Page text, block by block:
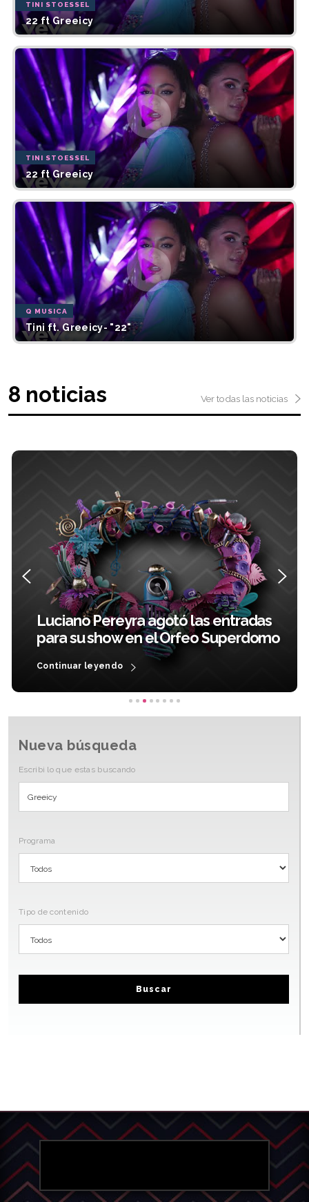
TINI STOESSEL
22 ft Greeicy
TINI STOESSEL
22 ft Greeicy
Q MUSICA
Tini ft. Greeicy- "22"
8 noticias Ver todas las noticias
David Bisbal editará su disco "En tus
planes"
Continuar leyendo
Nueva búsqueda
Escribi lo que estas buscando
Programa
Tipo de contenido
Buscar